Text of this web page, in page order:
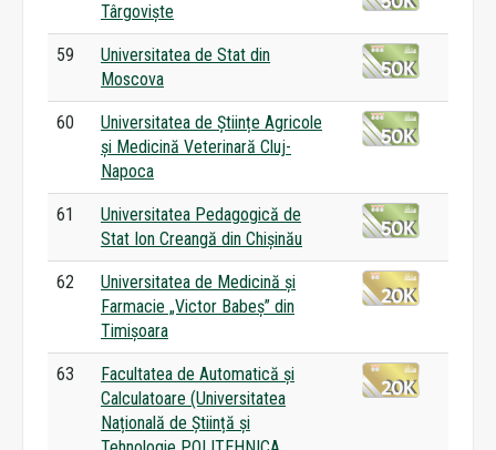
Târgoviște
59
Universitatea de Stat din
Moscova
60
Universitatea de Științe Agricole
și Medicină Veterinară Cluj-
Napoca
61
Universitatea Pedagogică de
Stat Ion Creangă din Chișinău
62
Universitatea de Medicină și
Farmacie „Victor Babeș” din
Timișoara
63
Facultatea de Automatică și
Calculatoare (Universitatea
Națională de Știință și